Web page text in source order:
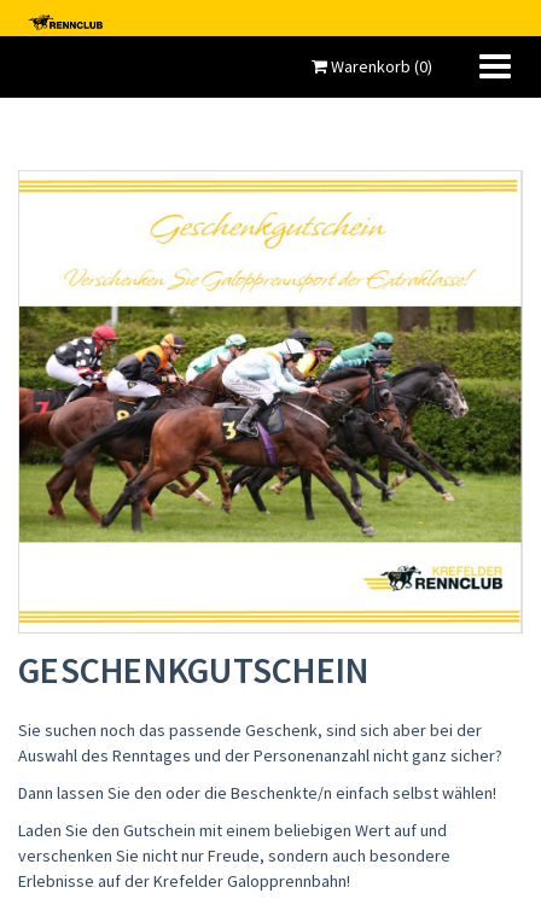
Warenkorb (0)
MEIN KONTO
TICKETS
GUTSCHEINE
GESCHENKGUTSCHEIN
Sie suchen noch das passende Geschenk, sind sich aber bei der
Auswahl des Renntages und der Personenanzahl nicht ganz sicher?
Dann lassen Sie den oder die Beschenkte/n einfach selbst wählen!
Laden Sie den Gutschein mit einem beliebigen Wert auf und
verschenken Sie nicht nur Freude, sondern auch besondere
Erlebnisse auf der Krefelder Galopprennbahn!